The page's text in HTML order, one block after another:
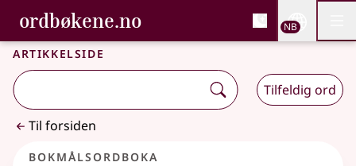
Gå til hovedinnhold
Tilgjengelighet
ordbøkene.no, Bokmålsordboka og
Bokmålsordboka og Nynorskordboka
NB
Artikkelside
Tilfeldig ord
Til forsiden
Bokmålsordboka